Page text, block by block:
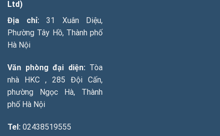
Ltd)
Địa chỉ:
31 Xuân Diệu,
Phường Tây Hồ, Thành phố
Hà Nội
Văn phòng đại diện: Tòa
nhà HKC , 285 Đội Cấn,
phường Ngọc Hà, Thành
phố Hà Nội
Tel: 02438519555